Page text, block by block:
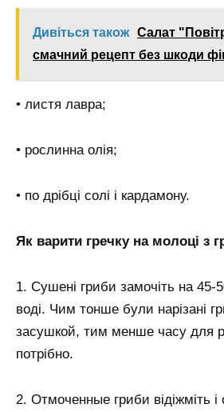
Дивіться також Салат
смачний рецепт без шкоди
• листя лавра;
• рослинна олія;
• по дрібці солі і кардамону.
Як варити гречку на молоці з
1. Сушені гриби замочіть на 45-
воді. Чим тонше були нарізані
засушкой, тим менше часу для
потрібно.
2. Отмоченные гриби відіжміть і